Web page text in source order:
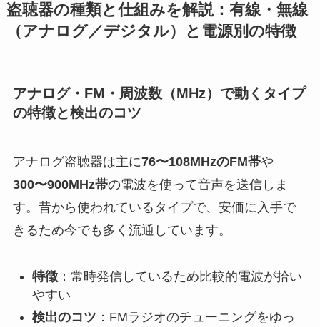
盗聴器の種類と仕組みを解説：有線・無線
（アナログ／デジタル）と電源別の特徴
アナログ・FM・周波数（MHz）で動くタイプ
の特徴と検出のコツ
アナログ盗聴器は主に76〜108MHzのFM帯や
300〜900MHz帯の電波を使って音声を送信しま
す。昔から使われているタイプで、安価に入手で
きるため今でも多く流通しています。
特徴：常時発信しているため比較的電波が拾い
やすい
検出のコツ ：FMラジオのチューニングをゆっ